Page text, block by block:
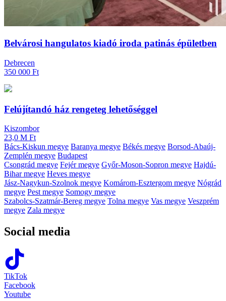
Belvárosi hangulatos kiadó iroda patinás épületben
Debrecen
350 000 Ft
Felújítandó ház rengeteg lehetőséggel
Kiszombor
23,0 M Ft
Bács-Kiskun megye Baranya megye Békés megye Borsod-Abaúj-
Zemplén megye Budapest
Csongrád megye Fejér megye Győr-Moson-Sopron megye Hajdú-
Bihar megye Heves megye
Jász-Nagykun-Szolnok megye Komárom-Esztergom megye Nógrád
megye Pest megye Somogy megye
Szabolcs-Szatmár-Bereg megye Tolna megye Vas megye Veszprém
megye Zala megye
Social media
TikTok
Facebook
Youtube